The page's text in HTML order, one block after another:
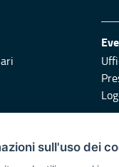
sull'uso dei